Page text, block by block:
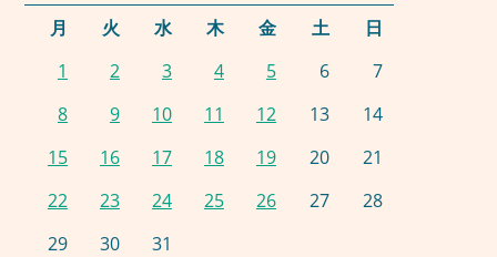
月 火 水 木 金 土
日
1
2 3 4 5 6
7
8
9 10 11 12 13
14
15
16 17 18 19 20
21
22
23 24 25 26 27
28
29
30 31